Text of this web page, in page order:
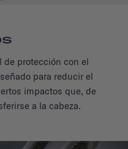
de protección con el
para reducir el
impactos que, de
a la cabeza.